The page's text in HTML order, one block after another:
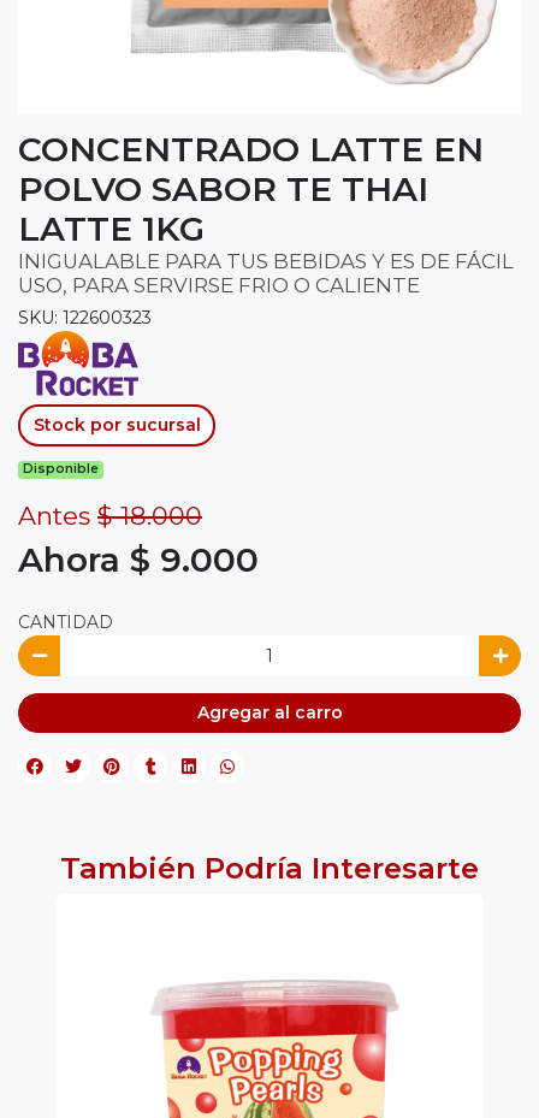
CONCENTRADO LATTE EN
POLVO SABOR TE THAI
LATTE 1KG
INIGUALABLE PARA TUS BEBIDAS Y ES DE FÁCIL
USO, PARA SERVIRSE FRIO O CALIENTE
SKU: 122600323
Stock por sucursal
Disponible
Antes $ 18.000
Ahora $ 9.000
CANTIDAD
Agregar al carro
También Podría Interesarte